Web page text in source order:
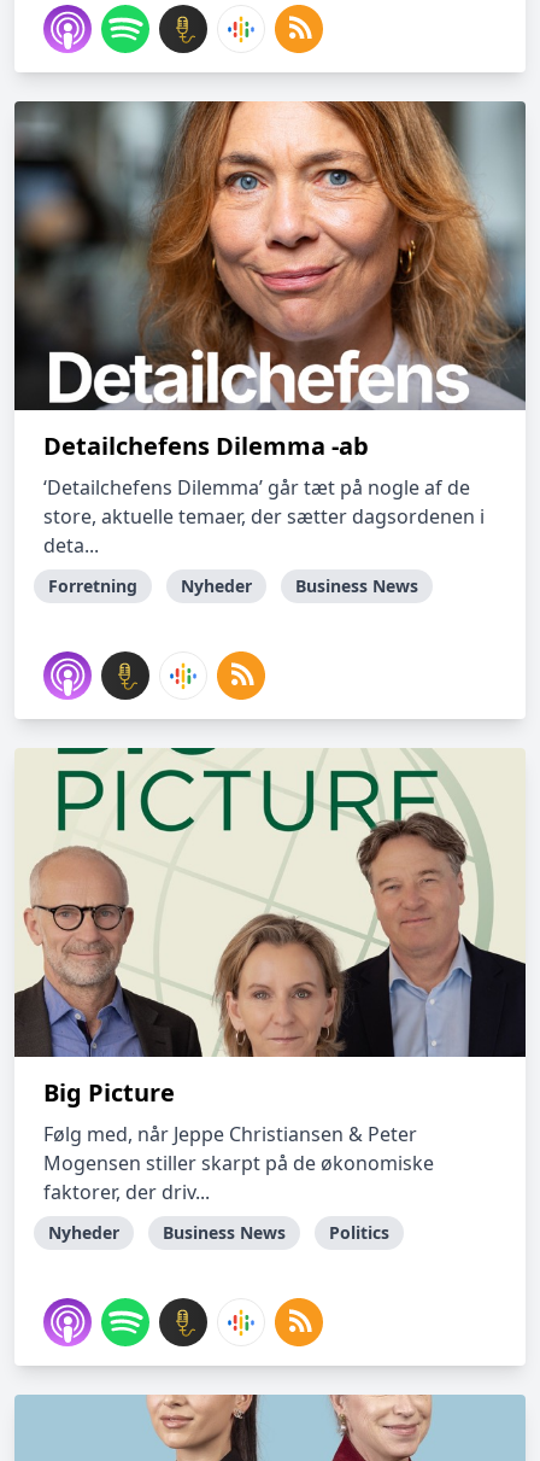
Detailchefens Dilemma -ab
‘Detailchefens Dilemma’ går tæt på nogle af de
store, aktuelle temaer, der sætter dagsordenen i
deta...
Forretning Nyheder Business News
Big Picture
Følg med, når Jeppe Christiansen & Peter
Mogensen stiller skarpt på de økonomiske
faktorer, der driv...
Nyheder Business News Politics